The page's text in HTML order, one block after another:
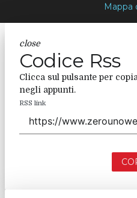
Mappa
close
Codice Rss
Clicca sul pulsante per
negli appunti.
RSS link